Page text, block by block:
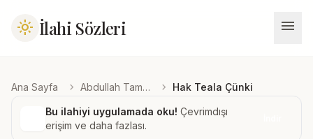
light_mode İlahi Sözleri menu
Ana Sayfa chevron_right Abdullah Tamamlar chevron_right Hak Teala Çünki
Bu ilahiyi uygulamada oku! Çevrimdışı
erişim ve daha fazlası.